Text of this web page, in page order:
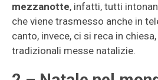
mezzanotte, infatti, tutti
che viene trasmesso anche in
canto, invece, ci si reca in
tradizionali messe natalizie.